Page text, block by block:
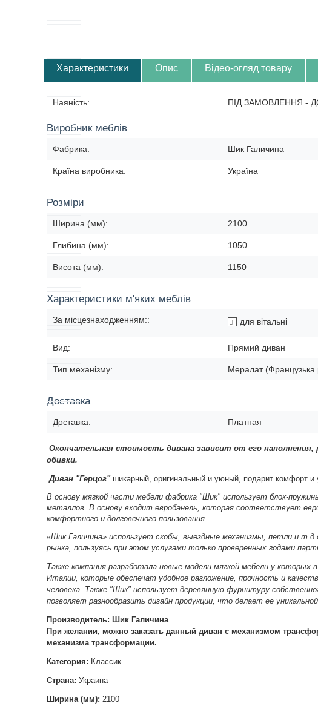
Характеристики Опис Відео-огляд товару
Наяність: ПІД ЗАМОВЛЕННЯ -
Виробник меблів
Фабрика: Шик Галичина
Країна виробника: Україна
Розміри
Ширина (мм): 2100
Глибина (мм): 1050
Висота (мм): 1150
Характеристики м'яких меблів
За місцезнаходженням:: для вітальні
Вид: Прямий диван
Тип механізму: Мералат (Французька
Доставка
Доставка: Платная
Окончательная стоимость дивана зависит от его
обивки.
Диван "Герцог" шикарный, оригинальный и уюный, подарит комфорт и
В основу мягкой части мебели фабрика "Шик" использует блок-
металлов. В основу входит евробанель, которая соответствует
комфортного и долговечного пользования.
«Шик Галичина» использует скобы, выездные механизмы, петли и
рынка, пользуясь при этом услугами только проверенных годами
Также компания разработала новые модели мягкой мебели у которых
Италии, которые обеспечат удобное разложение, прочность и
человека. Также "Шик" использует деревянную фурнитуру
позволяет разнообразить дизайн продукции, что делает ее
Производитель: Шик Галичина
При желании, можно заказать данный диван с механизмом
механизма трансформации.
Категория: Классик
Страна: Украина
Ширина (мм): 2100